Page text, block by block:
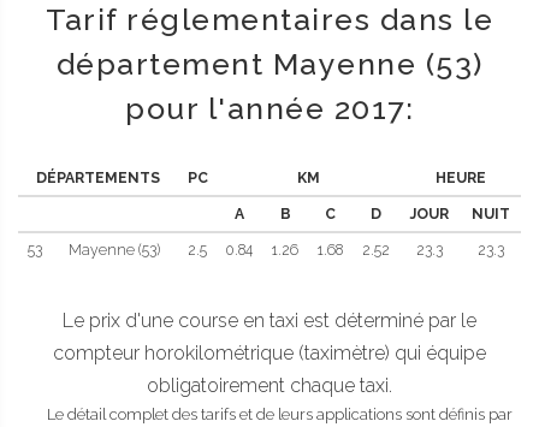
Tarif réglementaires dans le
département Mayenne (53)
pour l'année 2017:
DÉPARTEMENTS PC KM HEURE
A B C D JOUR NUIT
53 Mayenne (53) 2.5 0.84 1.26 1.68 2.52 23.3 23.3
Le prix d'une course en taxi est déterminé par le
compteur horokilométrique (taximètre) qui équipe
obligatoirement chaque taxi.
Le détail complet des tarifs et de leurs applications sont définis par